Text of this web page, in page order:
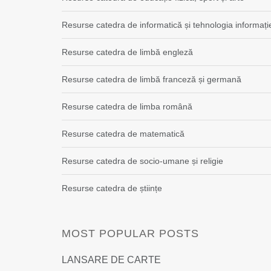
Resurse catedra de informatică și tehnologia
Resurse catedra de limbă engleză
Resurse catedra de limbă franceză și germană
Resurse catedra de limba română
Resurse catedra de matematică
Resurse catedra de socio-umane și religie
Resurse catedra de științe
MOST POPULAR POSTS
LANSARE DE CARTE